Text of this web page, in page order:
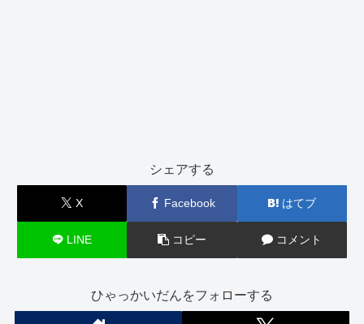
シェアする
X Facebook はてブ
LINE コピー コメント
ひゃっかいだんをフォローする